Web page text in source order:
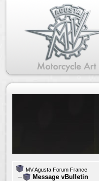
MV Agusta Forum France
Message vBulletin